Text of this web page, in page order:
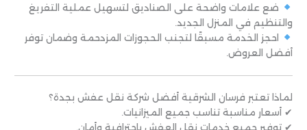
ضع علامات واضحة على الصناديق لتسهيل عملية التفريغ
والتنظيم في المنزل الجديد.
احجز الخدمة مسبقًا لتجنب الحجوزات المزدحمة وضمان توفر
أفضل العروض.
لماذا تعتبر فرسان الشرقية أفضل شركة نقل عفش بجدة؟
✔ أسعار مناسبة تناسب جميع الميزانيات.
✔ توفير جميع خدمات نقل العفش باحترافية وأمان.